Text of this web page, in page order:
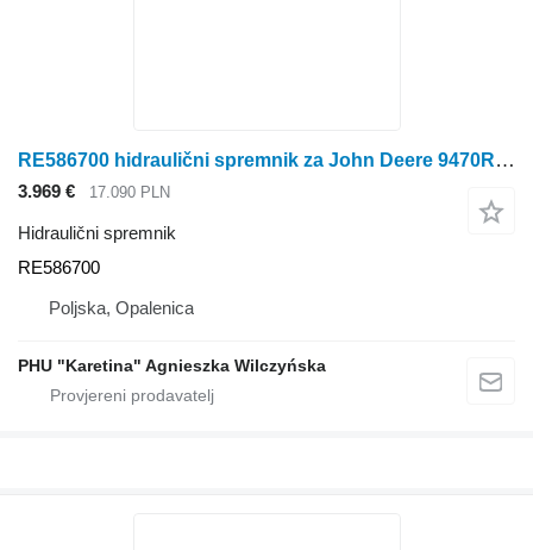
RE586700 hidraulični spremnik za John Deere 9470RX traktora gusjeničara
3.969 € 17.090 PLN
Hidraulični spremnik
RE586700
Poljska, Opalenica
PHU "Karetina" Agnieszka Wilczyńska